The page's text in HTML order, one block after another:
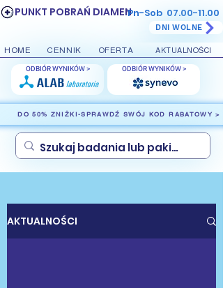
PUNKT POBRAŃ DIAMENPn-Sob 07.00-11.00
DNI WOLNE
HOME CENNIK OFERTA AKTUALNOŚCI
ODBIÓR WYNIKÓW > ODBIÓR WYNIKÓW >
DO 50% ZNIŻKI-SPRAWDŹ SWÓJ KOD RABATOWY >
AKTUALNOŚCI